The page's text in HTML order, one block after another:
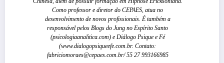
Como professor e diretor do CEPAES, atua no
desenvolvimento de novos profissionais. É também a
responsável pelos Blogs do Jung no Espírito Santo
(psicologiaanalitica.com) e Diálogo Psique e Fé
(www.dialogopsiqueefe.com.br. Contato:
fabriciomoraes@cepaes.com.br/ 55 27 993166985